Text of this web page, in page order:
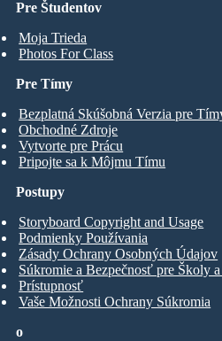
Pre Študentov
Moja Trieda
Photos For Class
Pre Tímy
Bezplatná Skúšobná Verzia pre
Obchodné Zdroje
Vytvorte pre Prácu
Pripojte sa k Môjmu Tímu
o
Postupy
Storyboard Copyright and Usage
Podmienky Používania
Zásady Ochrany Osobných Údajov
Súkromie a Bezpečnosť pre Školy
Prístupnosť
Vaše Možnosti Ochrany Súkromia